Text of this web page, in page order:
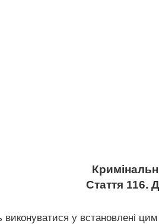
Стаття 116.
виконуватися у встановлені